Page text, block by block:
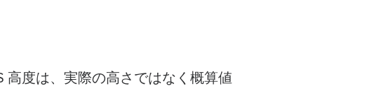
高度は、実際の高さではなく概算値